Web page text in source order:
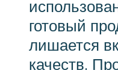
готовый
лишается
качеств.